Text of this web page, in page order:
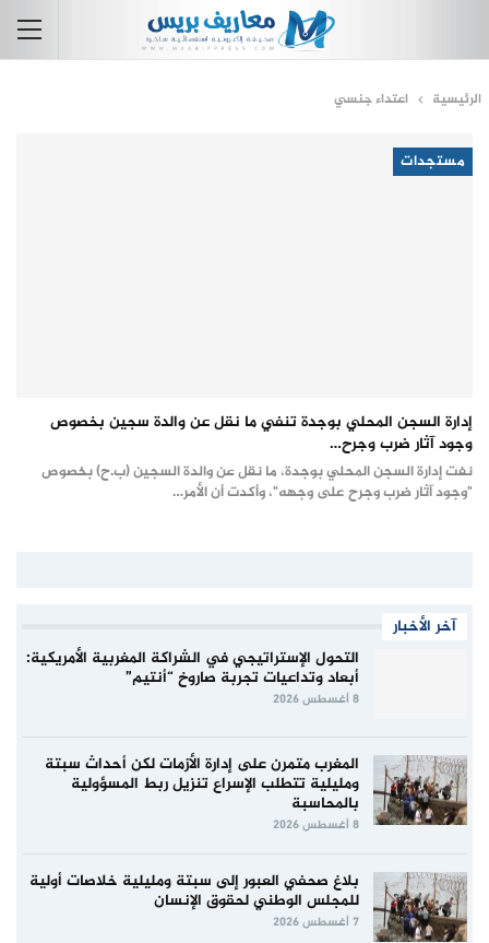
الرئيسية اعتداء جنسي
مستجدات
إدارة السجن المحلي بوجدة تنفي ما نقل عن والدة سجين بخصوص
وجود آثار ضرب وجرح…
نفت إدارة السجن المحلي بوجدة، ما نقل عن والدة السجين (ب.ح) بخصوص
"وجود آثار ضرب وجرح على وجهه"، وأكدت أن الأمر…
آخر الأخبار
التحول الإستراتيجي في الشراكة المغربية الأمريكية:
أبعاد وتداعيات تجربة صاروخ “أنتيم”
8 أغسطس 2026
المغرب متمرن على إدارة الأزمات لكن أحداث سبتة
ومليلية تتطلب الإسراع تنزيل ربط المسؤولية
بالمحاسبة
8 أغسطس 2026
بلاغ صحفي العبور إلى سبتة ومليلية خلاصات أولية
للمجلس الوطني لحقوق الإنسان
7 أغسطس 2026